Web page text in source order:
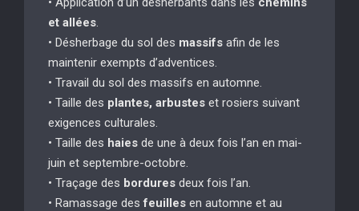
et allées
• Désherbage du sol des massifs afin de les
maintenir exempts d’adventices.
• Travail du sol des massifs en automne.
• Taille des plantes, arbustes et rosiers suivant
exigences culturales.
• Taille des haies de une à deux fois l’an en mai-
juin et septembre-octobre.
• Traçage des bordures deux fois l’an.
• Ramassage desfeuilles en automne et au